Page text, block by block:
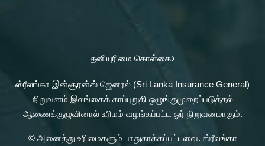
தனியுரிமை கொள்கை
ஸ்ரீலங்கா இன்சூரன்ஸ் ஜெனரல் (Sri Lanka Insurance General)
நிறுவனம் இலங்கைக் காப்புறுதி ஒழுங்குமுறைப்படுத்தல்
ஆணைக்குழுவினால் உரிமம் வழங்கப்பட்ட ஓர் நிறுவனமாகும்.
© அனைத்து உரிமைகளும் பாதுகாக்கப்பட்டவை. ஸ்ரீலங்கா